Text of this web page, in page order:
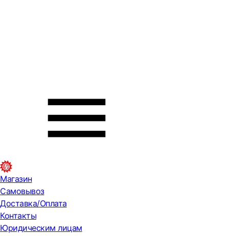
Магазин
Самовывоз
Доставка/Оплата
Контакты
Юридическим лицам